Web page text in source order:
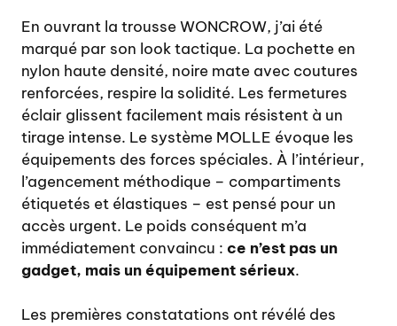
En ouvrant la trousse WONCROW, j’ai été
marqué par son look tactique. La pochette en
nylon haute densité, noire mate avec coutures
renforcées, respire la solidité. Les fermetures
éclair glissent facilement mais résistent à un
tirage intense. Le système MOLLE évoque les
équipements des forces spéciales. À l’intérieur,
l’agencement méthodique – compartiments
étiquetés et élastiques – est pensé pour un
accès urgent. Le poids conséquent m’a
immédiatement convaincu : ce n’est pas un
gadget, mais un équipement sérieux.
Les premières constatations ont révélé des